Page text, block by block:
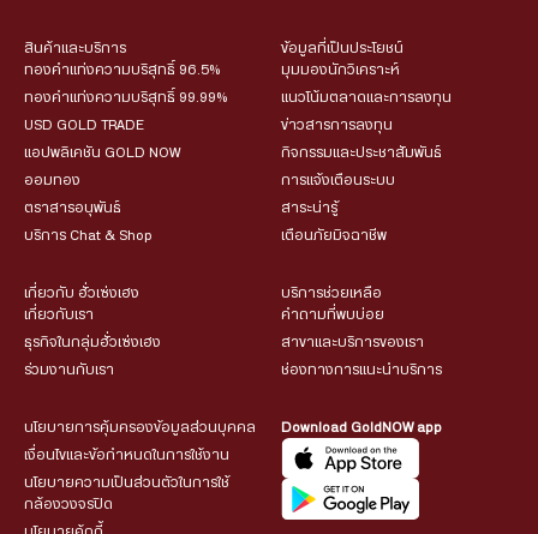
สินค้าและบริการ
ทองคำแท่งความบริสุทธิ์ 96.5%
ทองคำแท่งความบริสุทธิ์ 99.99%
USD GOLD TRADE
แอปพลิเคชัน GOLD NOW
ออมทอง
ตราสารอนุพันธ์
บริการ Chat & Shop
ข้อมูลที่เป็นประโยชน์
มุมมองนักวิเคราะห์
แนวโน้มตลาดและการลงทุน
ข่าวสารการลงทุน
กิจกรรมและประชาสัมพันธ์
การแจ้งเตือนระบบ
สาระน่ารู้
เตือนภัยมิจฉาชีพ
เกี่ยวกับ ฮั่วเซ่งเฮง
เกี่ยวกับเรา
ธุรกิจในกลุ่มฮั่วเซ่งเฮง
ร่วมงานกับเรา
บริการช่วยเหลือ
คำถามที่พบบ่อย
สาขาและบริการของเรา
ช่องทางการแนะนำบริการ
นโยบายการคุ้มครองข้อมูลส่วนบุคคล
เงื่อนไขและข้อกำหนดในการใช้งาน
นโยบายความเป็นส่วนตัวในการใช้
กล้องวงจรปิด
Download GoldNOW app